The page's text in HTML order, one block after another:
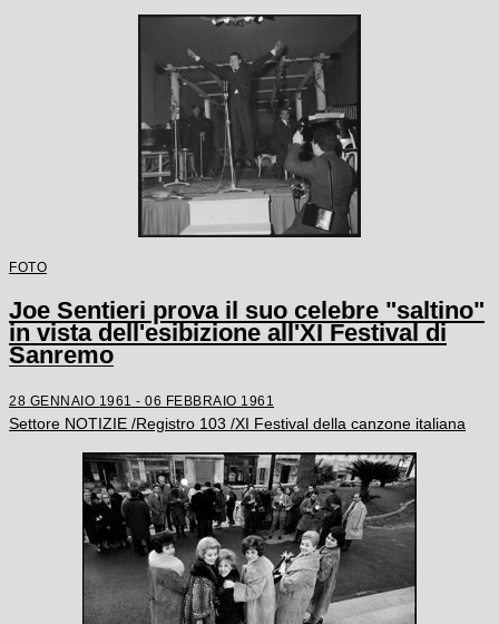
FOTO
Joe Sentieri prova il suo celebre "saltino"
in vista dell'esibizione all'XI Festival di
Sanremo
28 GENNAIO 1961 - 06 FEBBRAIO 1961
Settore NOTIZIE /Registro 103 /XI Festival della canzone italiana